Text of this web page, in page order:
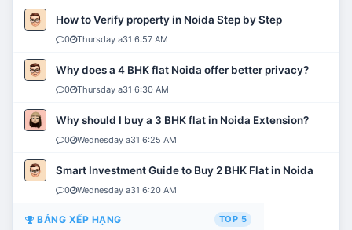
How to Verify property in Noida Step by Step
0 Thursday a31 6:57 AM
Why does a 4 BHK flat Noida offer better privacy?
0 Thursday a31 6:30 AM
Why should I buy a 3 BHK flat in Noida Extension?
0 Wednesday a31 6:25 AM
Smart Investment Guide to Buy 2 BHK Flat in Noida
0 Wednesday a31 6:20 AM
BẢNG XẾP HẠNG TOP 5